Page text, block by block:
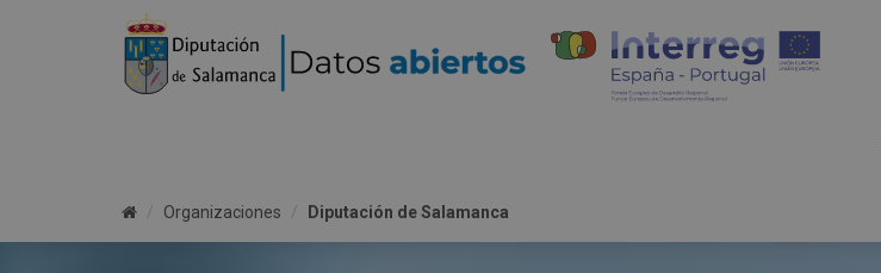
Organizaciones Diputación de Salamanca